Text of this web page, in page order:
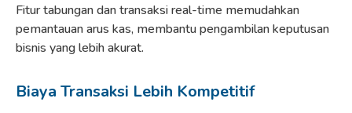
Fitur tabungan dan transaksi real-time memudahkan
pemantauan arus kas, membantu pengambilan keputusan
bisnis yang lebih akurat.
Biaya Transaksi Lebih Kompetitif